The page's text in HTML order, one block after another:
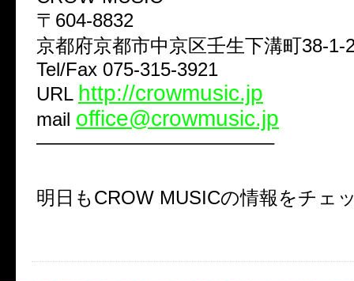
〒604-8832
京都府京都市中京区壬生下溝町38-1-
Tel/Fax 075-315-3921
URL http://crowmusic.jp
mail office@crowmusic.jp
————————————–
明日もCROW MUSICの情報をチェ